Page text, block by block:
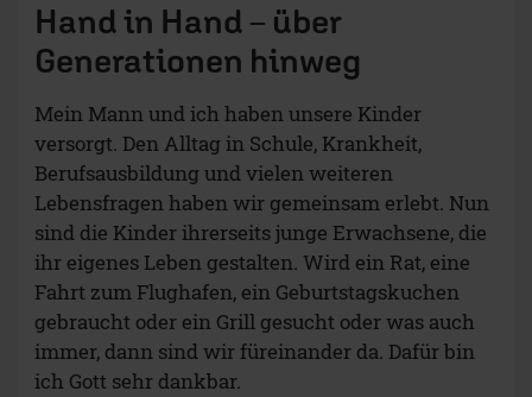
Hand in Hand – über
Generationen hinweg
Mein Mann und ich haben unsere Kinder
versorgt. Den Alltag in Schule, Krankheit,
Berufsausbildung und vielen weiteren
Lebensfragen haben wir gemeinsam erlebt. Nun
sind die Kinder ihrerseits junge Erwachsene, die
ihr eigenes Leben gestalten. Wird ein Rat, eine
Fahrt zum Flughafen, ein Geburtstagskuchen
gebraucht oder ein Grill gesucht oder was auch
immer, dann sind wir füreinander da. Dafür bin
ich Gott sehr dankbar.